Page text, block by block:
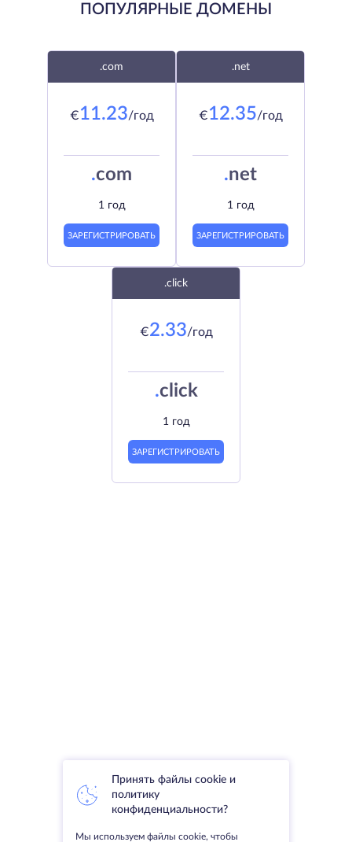
ПОПУЛЯРНЫЕ ДОМЕНЫ
.com
€11.23/год
.com
1 год
ЗАРЕГИСТРИРОВАТЬ
.net
€12.35/год
.net
1 год
ЗАРЕГИСТРИРОВАТЬ
.click
€2.33/год
.click
1 год
ЗАРЕГИСТРИРОВАТЬ
Принять файлы cookie и
политику
конфиденциальности?
Мы используем файлы cookie, чтобы